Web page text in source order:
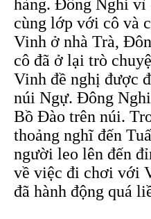
hàng. Đông Nghi vì
cùng lớp với cô và
Vinh ở nhà Trà,
cô đã ở lại trò
Vinh đề nghị được
núi Ngự. Đông
Bồ Đào trên núi.
thoảng nghĩ đến
người leo lên đến
về việc đi chơi với
đã hành động quá